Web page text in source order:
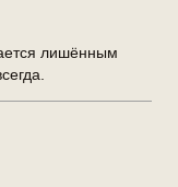
лишённым